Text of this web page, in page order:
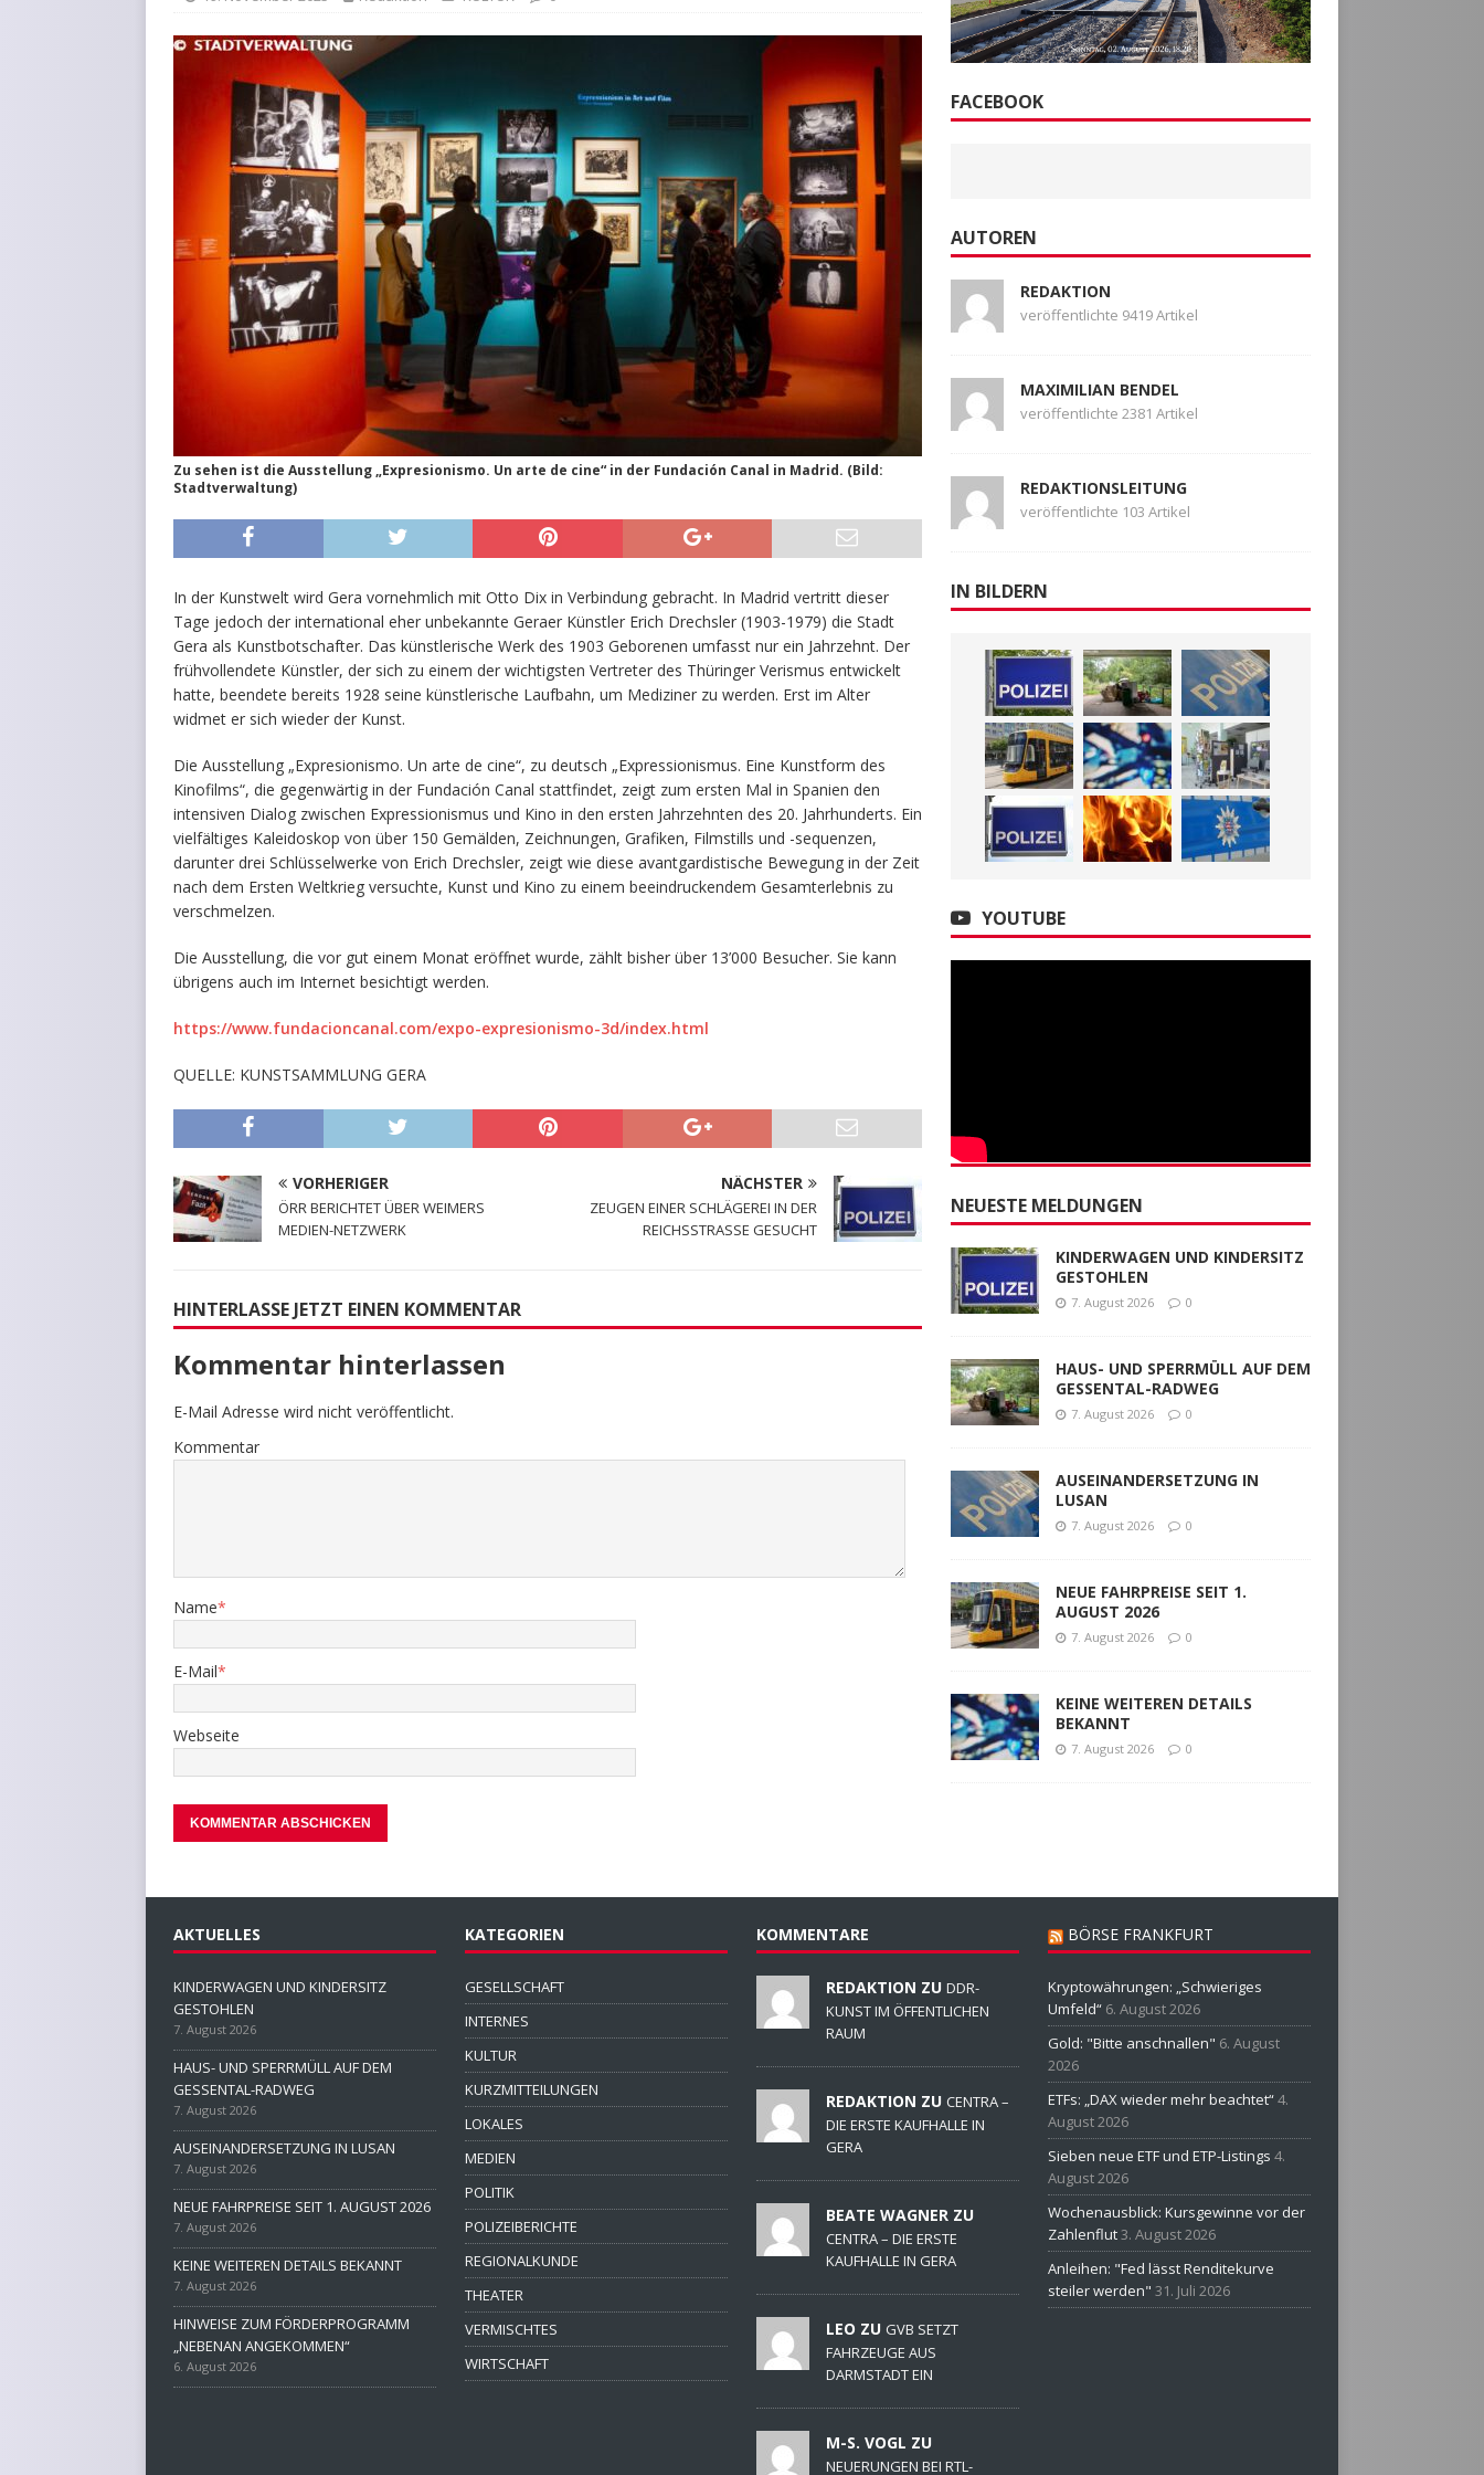
Zu sehen ist die Ausstellung „Expresionismo. Un arte de cine“ in der Fundación Canal in Madrid. (Bild:
Stadtverwaltung)
In der Kunstwelt wird Gera vornehmlich mit Otto Dix in Verbindung gebracht. In Madrid vertritt dieser
Tage jedoch der international eher unbekannte Geraer Künstler Erich Drechsler (1903-1979) die Stadt
Gera als Kunstbotschafter. Das künstlerische Werk des 1903 Geborenen umfasst nur ein Jahrzehnt. Der
frühvollendete Künstler, der sich zu einem der wichtigsten Vertreter des Thüringer Verismus entwickelt
hatte, beendete bereits 1928 seine künstlerische Laufbahn, um Mediziner zu werden. Erst im Alter
widmet er sich wieder der Kunst.
Die Ausstellung „Expresionismo. Un arte de cine“, zu deutsch „Expressionismus. Eine Kunstform des
Kinofilms“, die gegenwärtig in der Fundación Canal stattfindet, zeigt zum ersten Mal in Spanien den
intensiven Dialog zwischen Expressionismus und Kino in den ersten Jahrzehnten des 20. Jahrhunderts. Ein
vielfältiges Kaleidoskop von über 150 Gemälden, Zeichnungen, Grafiken, Filmstills und -sequenzen,
darunter drei Schlüsselwerke von Erich Drechsler, zeigt wie diese avantgardistische Bewegung in der Zeit
nach dem Ersten Weltkrieg versuchte, Kunst und Kino zu einem beeindruckendem Gesamterlebnis zu
verschmelzen.
Die Ausstellung, die vor gut einem Monat eröffnet wurde, zählt bisher über 13’000 Besucher. Sie kann
übrigens auch im Internet besichtigt werden.
https://www.fundacioncanal.com/expo-expresionismo-3d/index.html
QUELLE: KUNSTSAMMLUNG GERA
VORHERIGER
ÖRR BERICHTET ÜBER WEIMERS
MEDIEN-NETZWERK
NÄCHSTER
ZEUGEN EINER SCHLÄGEREI IN DER
REICHSSTRASSE GESUCHT
HINTERLASSE JETZT EINEN KOMMENTAR
Kommentar hinterlassen
E-Mail Adresse wird nicht veröffentlicht.
Kommentar
Name*
E-Mail*
Webseite
FACEBOOK
AUTOREN
REDAKTION
veröffentlichte 9419 Artikel
MAXIMILIAN BENDEL
veröffentlichte 2381 Artikel
REDAKTIONSLEITUNG
veröffentlichte 103 Artikel
IN BILDERN
YOUTUBE
NEUESTE MELDUNGEN
KINDERWAGEN UND KINDERSITZ
GESTOHLEN
7. August 2026 0
HAUS- UND SPERRMÜLL AUF DEM
GESSENTAL-RADWEG
7. August 2026 0
AUSEINANDERSETZUNG IN
LUSAN
7. August 2026 0
NEUE FAHRPREISE SEIT 1.
AUGUST 2026
7. August 2026 0
KEINE WEITEREN DETAILS
BEKANNT
7. August 2026 0
AKTUELLES
KINDERWAGEN UND KINDERSITZ
GESTOHLEN
7. August 2026
HAUS- UND SPERRMÜLL AUF DEM
GESSENTAL-RADWEG
7. August 2026
AUSEINANDERSETZUNG IN LUSAN
7. August 2026
NEUE FAHRPREISE SEIT 1. AUGUST 2026
7. August 2026
KEINE WEITEREN DETAILS BEKANNT
7. August 2026
HINWEISE ZUM FÖRDERPROGRAMM
„NEBENAN ANGEKOMMEN“
6. August 2026
KATEGORIEN
GESELLSCHAFT
INTERNES
KULTUR
KURZMITTEILUNGEN
LOKALES
MEDIEN
POLITIK
POLIZEIBERICHTE
REGIONALKUNDE
THEATER
VERMISCHTES
WIRTSCHAFT
KOMMENTARE
REDAKTION ZU DDR-
KUNST IM ÖFFENTLICHEN
RAUM
REDAKTION ZU CENTRA –
DIE ERSTE KAUFHALLE IN
GERA
BEATE WAGNER ZU
CENTRA – DIE ERSTE
KAUFHALLE IN GERA
LEO ZU GVB SETZT
FAHRZEUGE AUS
DARMSTADT EIN
M-S. VOGL ZU
NEUERUNGEN BEI RTL-
BÖRSE FRANKFURT
Kryptowährungen: „Schwieriges
Umfeld“ 6. August 2026
Gold: "Bitte anschnallen" 6. August
2026
ETFs: „DAX wieder mehr beachtet“4.
August 2026
Sieben neue ETF und ETP-Listings 4.
August 2026
Wochenausblick: Kursgewinne vor der
Zahlenflut3. August 2026
Anleihen: "Fed lässt Renditekurve
steiler werden" 31. Juli 2026